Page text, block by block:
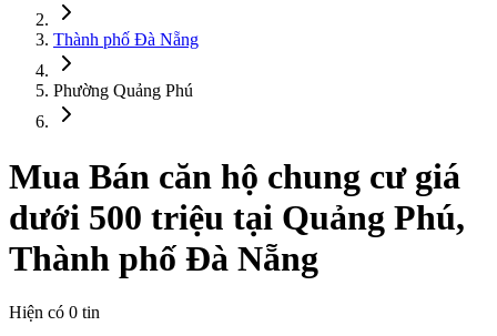
Thành phố Đà Nẵng
Phường Quảng Phú
Mua Bán căn hộ chung cư giá
dưới 500 triệu tại Quảng Phú,
Thành phố Đà Nẵng
Hiện có 0 tin